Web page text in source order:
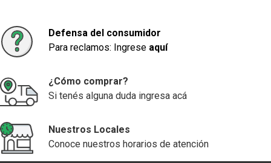
Defensa del consumidor
Para reclamos: Ingrese aquí
¿Cómo comprar?
Si tenés alguna duda ingresa acá
Nuestros Locales
Conoce nuestros horarios de atención